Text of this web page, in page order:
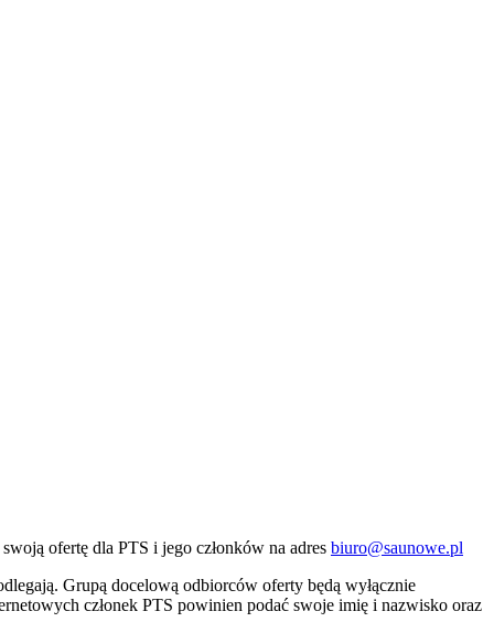
ofertę dla PTS i jego członków na adres biuro@saunowe.pl
Grupą docelową odbiorców oferty będą wyłącznie
członek PTS powinien podać swoje imię i nazwisko oraz